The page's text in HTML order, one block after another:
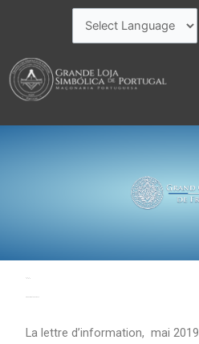
La lettre d’information, mai 2019